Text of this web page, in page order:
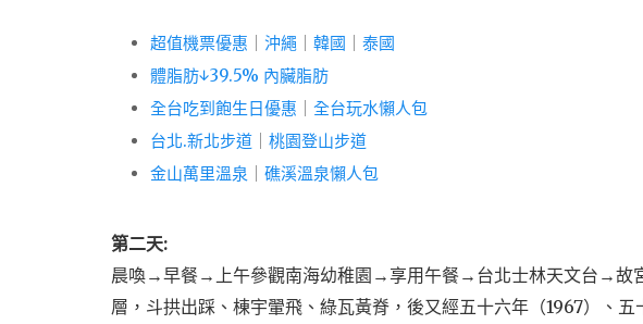
超值機票優惠 沖繩 韓國
泰國
體脂肪↓39.5% 內臟脂肪
全台吃到飽生日優惠
全台玩水懶人包
台北.新北步道
桃園登山步道
金山萬里溫泉
礁溪溫泉懶人包
第二天:
晨喚→早餐→上午參觀南海幼稚園→享用午餐→台北士林天文台→故
層，斗拱出踩、棟宇翬飛、綠瓦黃脊，後又經五十六年（1967）、五